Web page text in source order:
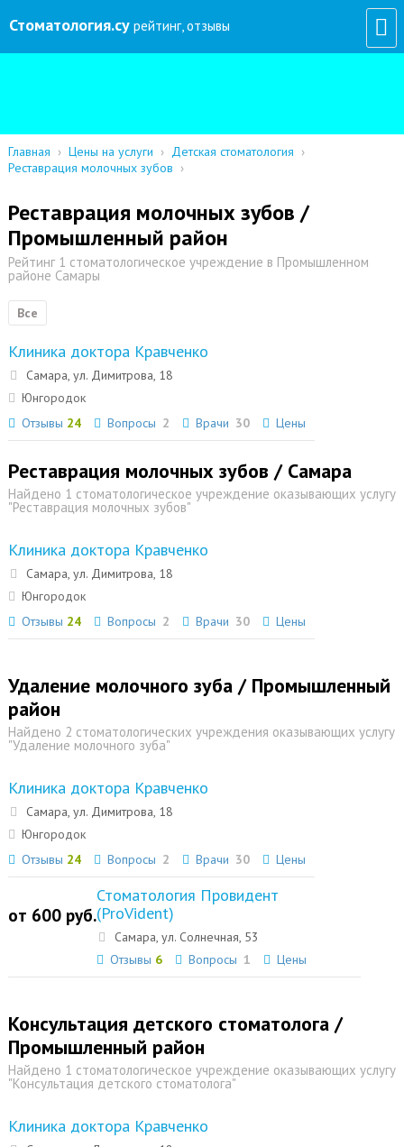
Стоматология.су рейтинг, отзывы
Главная › Цены на услуги › Детская стоматология ›
Реставрация молочных зубов ›
Реставрация молочных зубов /
Промышленный район
Рейтинг 1 стоматологическое учреждение в Промышленном
районе Самары
Все
Клиника доктора Кравченко
Самара, ул. Димитрова, 18
Юнгородок
Отзывы 24 Вопросы 2 Врачи 30 Цены
Реставрация молочных зубов / Самара
Найдено 1 стоматологическое учреждение оказывающих услугу
"Реставрация молочных зубов"
Клиника доктора Кравченко
Самара, ул. Димитрова, 18
Юнгородок
Отзывы 24 Вопросы 2 Врачи 30 Цены
Удаление молочного зуба / Промышленный
район
Найдено 2 стоматологических учреждения оказывающих услугу
"Удаление молочного зуба"
Клиника доктора Кравченко
Самара, ул. Димитрова, 18
Юнгородок
Отзывы 24 Вопросы 2 Врачи 30 Цены
Стоматология Провидент
(ProVident)
Самара, ул. Солнечная, 53
Отзывы 6 Вопросы 1 Цены
от 600 руб.
Консультация детского стоматолога /
Промышленный район
Найдено 1 стоматологическое учреждение оказывающих услугу
"Консультация детского стоматолога"
Клиника доктора Кравченко